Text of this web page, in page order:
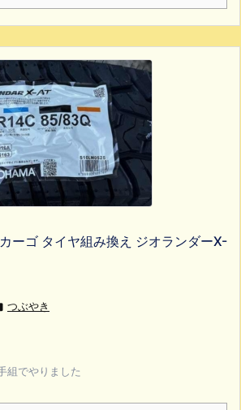
ーゴ タイヤ組み換え ジオランダーX-
つぶやき
組でやりました